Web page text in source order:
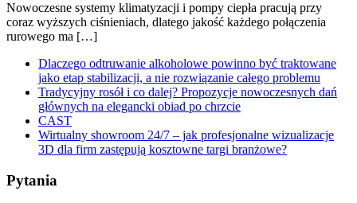
Nowoczesne systemy klimatyzacji i pompy ciepła pracują przy
coraz wyższych ciśnieniach, dlatego jakość każdego połączenia
rurowego ma […]
Dlaczego odtruwanie alkoholowe powinno być traktowane
jako etap stabilizacji, a nie rozwiązanie całego problemu
Tradycyjny rosół i co dalej? Propozycje nowoczesnych dań
głównych na elegancki obiad po chrzcie
CAST
Wirtualny showroom 24/7 – jak profesjonalne wizualizacje
3D dla firm zastępują kosztowne targi branżowe?
Pytania